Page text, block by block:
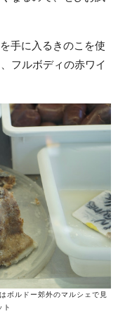
手に入るきのこを使
フルボディの赤ワイ
ボルドー郊外のマルシェで見
ト